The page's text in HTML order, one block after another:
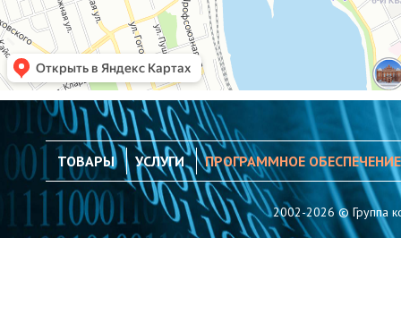
ТОВАРЫ УСЛУГИ ПРОГРАММНОЕ ОБЕСПЕЧЕНИЕ
2002-2026 © Группа